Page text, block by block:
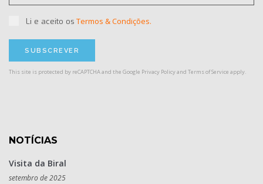
Li e aceito os Termos & Condições.
This site is protected by reCAPTCHA and the Google Privacy Policyand Terms of Service apply.
NOTÍCIAS
Visita da Biral
setembro de 2025